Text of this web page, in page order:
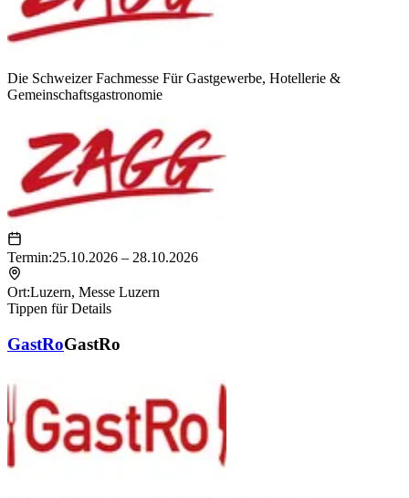
Die Schweizer Fachmesse Für Gastgewerbe, Hotellerie &
Gemeinschaftsgastronomie
Termin:25.10.2026 – 28.10.2026
Ort:Luzern, Messe Luzern
Tippen für Details
GastRoGastRo